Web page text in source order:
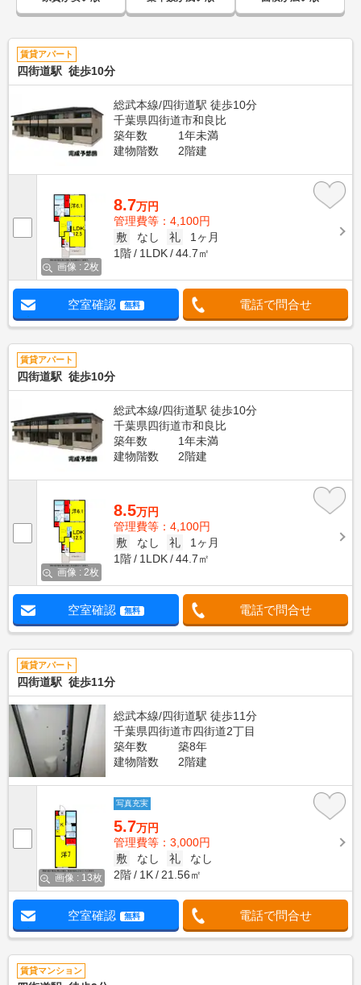
賃貸アパート
四街道駅 徒歩10分
総武本線/四街道駅 徒歩10分
千葉県四街道市和良比
築年数
1年未満
建物階数
2階建
画像 : 2枚
8.7万円
管理費等：4,100円
敷
なし 礼
1ヶ月
1階
1LDK 44.7㎡
空室確認 無料 電話で問合せ
賃貸アパート
四街道駅 徒歩10分
総武本線/四街道駅 徒歩10分
千葉県四街道市和良比
築年数
1年未満
建物階数
2階建
画像 : 2枚
8.5万円
管理費等：4,100円
敷
なし 礼
1ヶ月
1階
1LDK 44.7㎡
空室確認 無料 電話で問合せ
賃貸アパート
四街道駅 徒歩11分
総武本線/四街道駅 徒歩11分
千葉県四街道市四街道2丁目
築年数
築8年
建物階数
2階建
画像 : 13枚
写真充実
5.7万円
管理費等：3,000円
敷
なし 礼
なし
2階
1K 21.56㎡
空室確認 無料 電話で問合せ
賃貸マンション